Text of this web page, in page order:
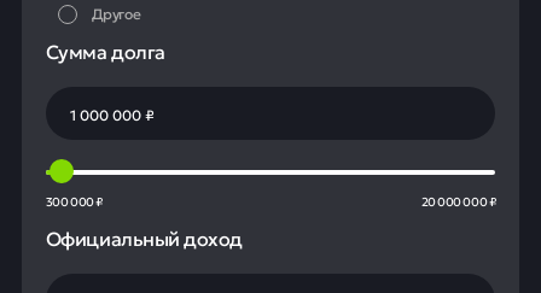
Другое
Сумма долга
300 000 ₽ 20 000 000 ₽
Официальный доход